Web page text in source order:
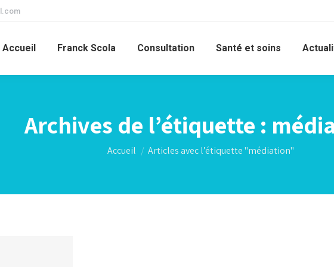
Accueil Franck Scola Consultation Santé et soins
Archives de l’étiquette :
Vous êtes ici :
Accueil Articles avec l’étiquette "médiation"